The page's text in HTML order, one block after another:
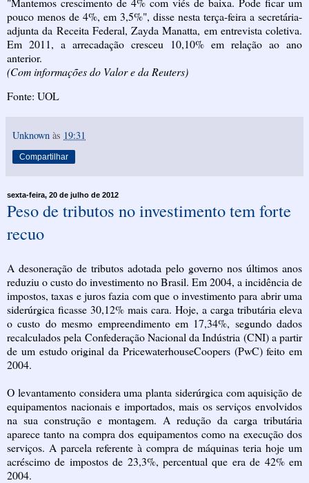
pouco menos de 4%, em 3,5%", disse nesta terça-feira a secretária-
adjunta da Receita Federal, Zayda Manatta, em entrevista coletiva.
Em 2011, a arrecadação cresceu 10,10% em relação ao ano
anterior.
(Com informações do Valor e da Reuters)
Fonte: UOL
Unknown às 19:31
Compartilhar
sexta-feira, 20 de julho de 2012
Peso de tributos no investimento tem forte
recuo
A desoneração de tributos adotada pelo governo nos últimos anos
reduziu o custo do investimento no Brasil. Em 2004, a incidência de
impostos, taxas e juros fazia com que o investimento para abrir uma
siderúrgica ficasse 30,12% mais cara. Hoje, a carga tributária eleva
o custo do mesmo empreendimento em 17,34%, segundo dados
recalculados pela Confederação Nacional da Indústria (CNI) a partir
de um estudo original da PricewaterhouseCoopers (PwC) feito em
2004.
O levantamento considera uma planta siderúrgica com aquisição de
equipamentos nacionais e importados, mais os serviços envolvidos
na sua construção e montagem. A redução da carga tributária
aparece tanto na compra dos equipamentos como na execução dos
serviços. A parcela referente à compra de máquinas teria hoje um
acréscimo de impostos de 23,3%, percentual que era de 42% em
2004.